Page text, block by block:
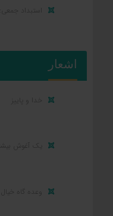
اشعار
یک آغوش بیشتر
وعده گاه خیال